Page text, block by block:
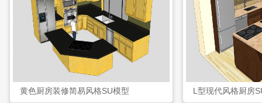
黄色厨房装修简易风格SU模型 L型现代风格厨房